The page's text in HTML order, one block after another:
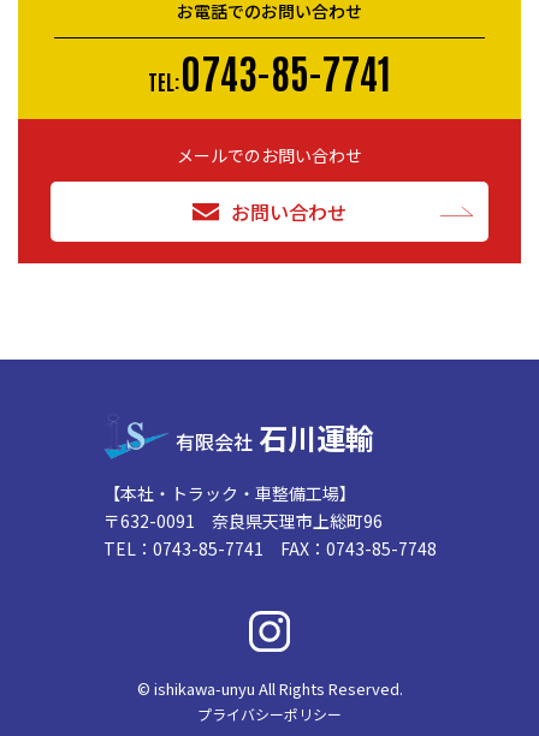
お電話でのお問い合わせ
TEL:0743-85-7741
メールでのお問い合わせ
お問い合わせ
有限会社石川運輸
【本社・トラック・車整備工場】
〒632-0091 奈良県天理市上総町96
TEL：0743-85-7741 FAX：0743-85-7748
© ishikawa-unyu All Rights Reserved.
プライバシーポリシー